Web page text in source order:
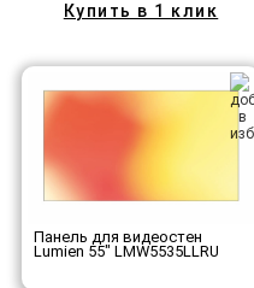
Купить в 1 клик
Панель для видеостен
Lumien 55" LMW5535LLRU